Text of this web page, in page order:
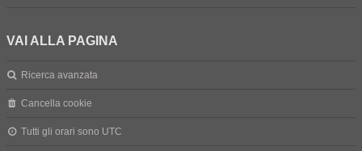
VAI ALLA PAGINA
Ricerca avanzata
Cancella cookie
Tutti gli orari sono UTC